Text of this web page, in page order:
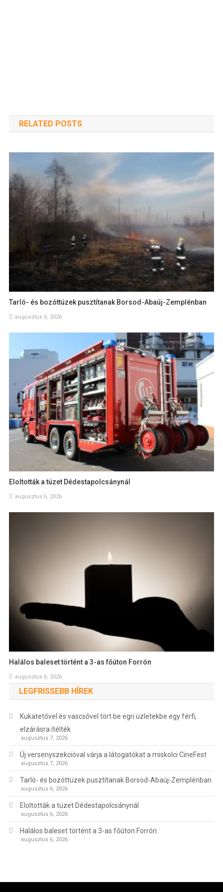
RELATED POSTS
Tarló- és bozóttüzek pusztítanak Borsod-Abaúj-Zemplénban
augusztus 6, 2026
Eloltották a tüzet Dédestapolcsánynál
augusztus 6, 2026
Halálos baleset történt a 3-as főúton Forrón
augusztus 6, 2026
LEGFRISSEBB HÍREK
Kukatetővel és vascsővel tört be egri üzletekbe egy férfi,
elzárásra ítélték
augusztus 7, 2026
Új versenyszekcióval várja a látogatókat a miskolci CineFest
augusztus 7, 2026
Tarló- és bozóttüzek pusztítanak Borsod-Abaúj-Zemplénban
augusztus 6, 2026
Eloltották a tüzet Dédestapolcsánynál
augusztus 6, 2026
Halálos baleset történt a 3-as főúton Forrón
augusztus 6, 2026